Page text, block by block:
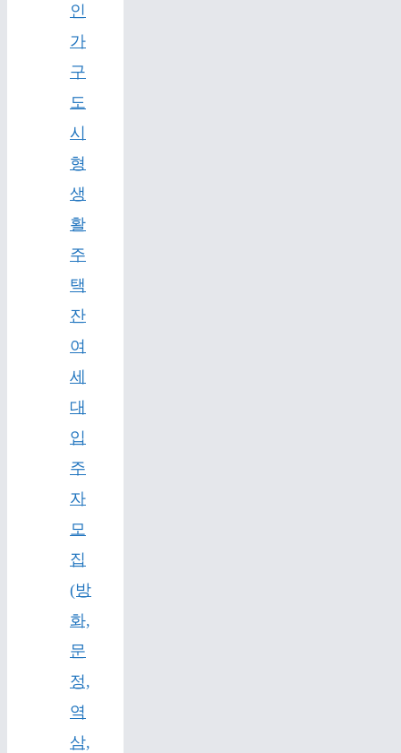
인
가
구
도
시
형
생
활
주
택
잔
여
세
대
입
주
자
모
집
(방
화,
문
정,
역
삼,